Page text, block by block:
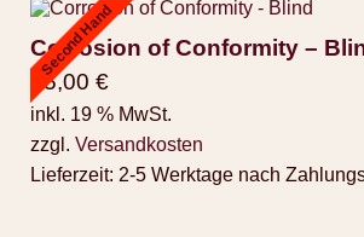
Second Hand
Corrosion of Conformity –
45,00 €
inkl. 19 % MwSt.
zzgl. Versandkosten
Lieferzeit: 2-5 Werktage nach